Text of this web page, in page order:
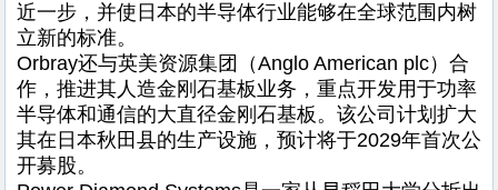
近一步，并使日本的半导体行业能够在全球范围内树
立新的标准。
Orbray还与英美资源集团（Anglo American plc）合
作，推进其人造金刚石基板业务，重点开发用于功率
半导体和通信的大直径金刚石基板。该公司计划扩大
其在日本秋田县的生产设施，预计将于2029年首次公
开募股。